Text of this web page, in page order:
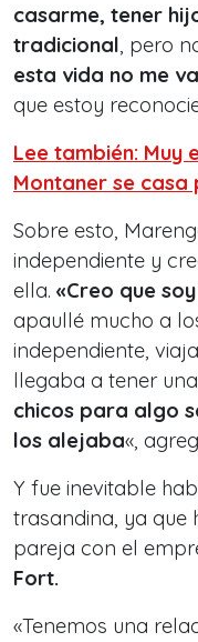
casarme, tener
tradicional, pero
esta vida no me
que estoy
Lee también: Muy
Montaner se casa
Sobre esto,
independiente y
ella. «Creo que
apaullé mucho a
independiente,
llegaba a tener
chicos para algo
los alejaba«,
Y fue inevitable
trasandina, ya que
pareja con el
Fort.
«Tenemos una